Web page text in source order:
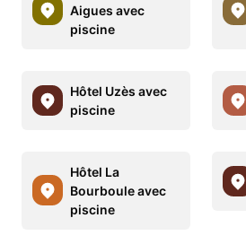
Aigues avec
piscine
Hôtel Uzès avec
piscine
Hôtel La
Bourboule avec
piscine